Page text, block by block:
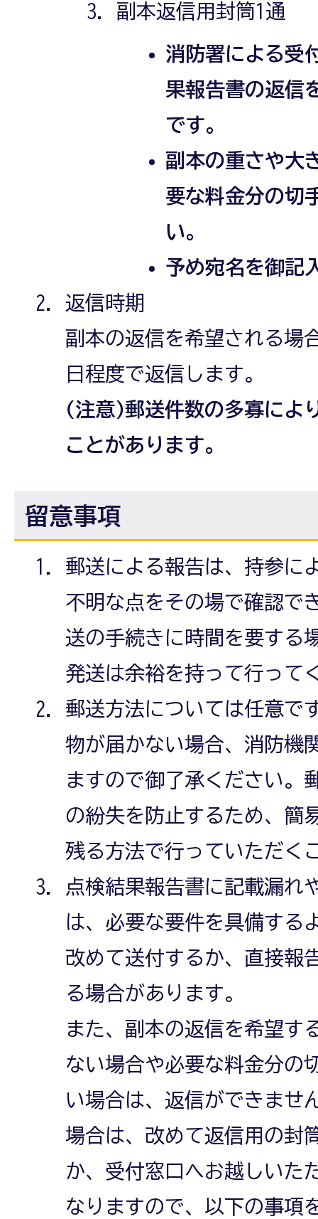
副本返信用封筒1通
消防署による受
果報告書の返信
です。
副本の重さや大
要な料金分の切
い。
予め宛名を御記
返信時期
副本の返信を希望される場
日程度で返信します。
(注意)郵送件数の多寡によ
ことがあります。
留意事項
郵送による報告は、持参に
不明な点をその場で確認で
送の手続きに時間を要する
発送は余裕を持って行って
郵送方法については任意で
物が届かない場合、消防機
ますので御了承ください。
の紛失を防止するため、簡
残る方法で行っていただく
点検結果報告書に記載漏れ
は、必要な要件を具備する
改めて送付するか、直接報
る場合があります。
また、副本の返信を希望す
ない場合や必要な料金分の
い場合は、返信ができませ
場合は、改めて返信用の封
か、受付窓口へお越しいた
なりますので、以下の事項